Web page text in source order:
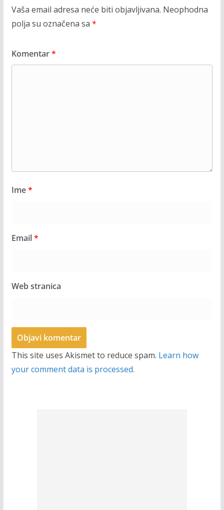
Vaša email adresa neće biti objavljivana. Neophodna
polja su označena sa *
Komentar*
Ime*
Email*
Web stranica
This site uses Akismet to reduce spam. Learn how
your comment data is processed.